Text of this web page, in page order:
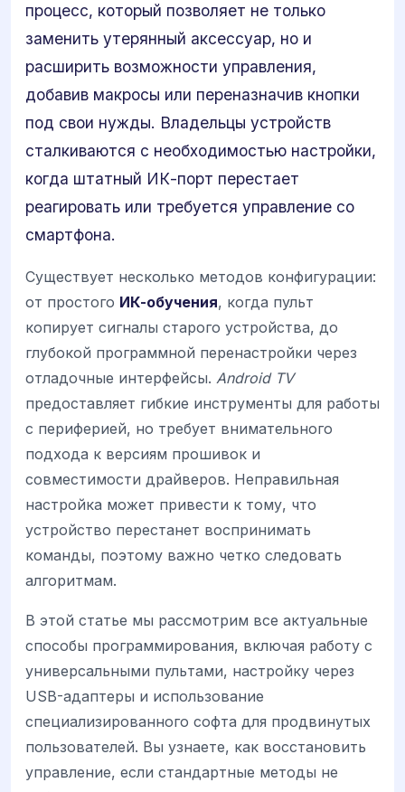
процесс, который позволяет не только
заменить утерянный аксессуар, но и
расширить возможности управления,
добавив макросы или переназначив кнопки
под свои нужды. Владельцы устройств
сталкиваются с необходимостью настройки,
когда штатный ИК-порт перестает
реагировать или требуется управление со
смартфона.
Существует несколько методов конфигурации:
от простого ИК-обучения, когда пульт
копирует сигналы старого устройства, до
глубокой программной перенастройки через
отладочные интерфейсы. Android TV
предоставляет гибкие инструменты для работы
с периферией, но требует внимательного
подхода к версиям прошивок и
совместимости драйверов. Неправильная
настройка может привести к тому, что
устройство перестанет воспринимать
команды, поэтому важно четко следовать
алгоритмам.
В этой статье мы рассмотрим все актуальные
способы программирования, включая работу с
универсальными пультами, настройку через
USB-адаптеры и использование
специализированного софта для продвинутых
пользователей. Вы узнаете, как восстановить
управление, если стандартные методы не